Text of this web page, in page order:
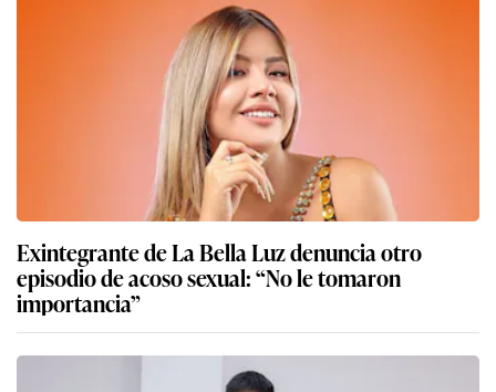
Exintegrante de La Bella Luz denuncia otro
episodio de acoso sexual: “No le tomaron
importancia”